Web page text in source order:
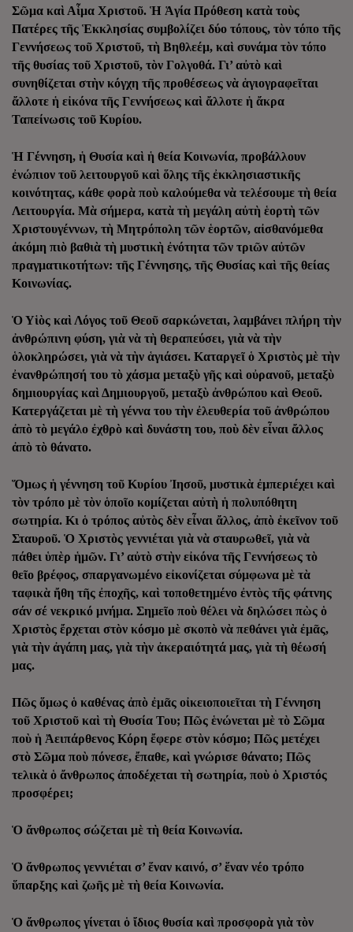
Σῶμα καὶ Αἷμα Χριστοῦ. Ἡ Ἁγία Πρόθεση κατὰ τοὺς
Πατέρες τῆς Ἑκκλησίας συμβολίζει δύο τόπους, τὸν τόπο τῆς
Γεννήσεως τοῦ Χριστοῦ, τὴ Βηθλεέμ, καὶ συνάμα τὸν τόπο
τῆς θυσίας τοῦ Χριστοῦ, τὸν Γολγοθά. Γι’ αὐτὸ καὶ
συνηθίζεται στὴν κόγχη τῆς προθέσεως νὰ ἁγιογραφεῖται
ἄλλοτε ἡ εἰκόνα τῆς Γεννήσεως καὶ ἄλλοτε ἡ ἄκρα
Ταπείνωσις τοῦ Κυρίου.
Ἡ Γέννηση, ἡ Θυσία καὶ ἡ θεία Κοινωνία, προβάλλουν
ἐνώπιον τοῦ λειτουργοῦ καὶ ὅλης τῆς ἐκκλησιαστικῆς
κοινότητας, κάθε φορὰ ποὺ καλούμεθα νὰ τελέσουμε τὴ θεία
Λειτουργία. Μὰ σήμερα, κατὰ τὴ μεγάλη αὐτὴ ἑορτὴ τῶν
Χριστουγέννων, τὴ Μητρόπολη τῶν ἑορτῶν, αἰσθανόμεθα
ἀκόμη πιὸ βαθιὰ τὴ μυστικὴ ἐνότητα τῶν τριῶν αὐτῶν
πραγματικοτήτων: τῆς Γέννησης, τῆς Θυσίας καὶ τῆς θείας
Κοινωνίας.
Ὁ Υἱὸς καὶ Λόγος τοῦ Θεοῦ σαρκώνεται, λαμβάνει πλήρη τὴν
ἀνθρώπινη φύση, γιὰ νὰ τὴ θεραπεύσει, γιὰ νὰ τὴν
ὁλοκληρώσει, γιὰ νὰ τὴν ἁγιάσει. Καταργεῖ ὁ Χριστὸς μὲ τὴν
ἐνανθρώπησή του τὸ χάσμα μεταξὺ γῆς καὶ οὐρανοῦ, μεταξὺ
δημιουργίας καὶ Δημιουργοῦ, μεταξὺ ἀνθρώπου καὶ Θεοῦ.
Κατεργάζεται μὲ τὴ γέννα του τὴν ἐλευθερία τοῦ ἀνθρώπου
ἀπὸ τὸ μεγάλο ἐχθρὸ καὶ δυνάστη του, ποὺ δὲν εἶναι ἄλλος
ἀπὸ τὸ θάνατο.
Ὅμως ἡ γέννηση τοῦ Κυρίου Ἰησοῦ, μυστικὰ ἐμπεριέχει καὶ
τὸν τρόπο μὲ τὸν ὁποῖο κομίζεται αὐτὴ ἡ πολυπόθητη
σωτηρία. Κι ὁ τρόπος αὐτὸς δὲν εἶναι ἄλλος, ἀπὸ ἐκεῖνον τοῦ
Σταυροῦ. Ὁ Χριστὸς γεννιέται γιὰ νὰ σταυρωθεῖ, γιὰ νὰ
πάθει ὑπὲρ ἡμῶν. Γι’ αὐτὸ στὴν εἰκόνα τῆς Γεννήσεως τὸ
θεῖο βρέφος, σπαργανωμένο εἰκονίζεται σύμφωνα μὲ τὰ
ταφικὰ ἤθη τῆς ἐποχῆς, καὶ τοποθετημένο ἐντὸς τῆς φάτνης
σάν σέ νεκρικό μνήμα. Σημεῖο ποὺ θέλει νὰ δηλώσει πὼς ὁ
Χριστὸς ἔρχεται στὸν κόσμο μὲ σκοπὸ νὰ πεθάνει γιὰ ἐμᾶς,
γιὰ τὴν ἀγάπη μας, γιὰ τὴν ἀκεραιότητά μας, γιὰ τὴ θέωσή
μας.
Πῶς ὅμως ὁ καθένας ἀπὸ ἐμᾶς οἰκειοποιεῖται τὴ Γέννηση
τοῦ Χριστοῦ καὶ τὴ Θυσία Του; Πῶς ἑνώνεται μὲ τὸ Σῶμα
ποὺ ἡ Ἀειπάρθενος Κόρη ἔφερε στὸν κόσμο; Πῶς μετέχει
στὸ Σῶμα ποὺ πόνεσε, ἔπαθε, καὶ γνώρισε θάνατο; Πῶς
τελικὰ ὁ ἄνθρωπος ἀποδέχεται τὴ σωτηρία, ποὺ ὁ Χριστός
προσφέρει;
Ὁ ἄνθρωπος σώζεται μὲ τὴ θεία Κοινωνία.
Ὁ ἄνθρωπος γεννιέται σ’ ἕναν καινό, σ’ ἕναν νέο τρόπο
ὕπαρξης καὶ ζωῆς μὲ τὴ θεία Κοινωνία.
Ὁ ἄνθρωπος γίνεται ὁ ἴδιος θυσία καὶ προσφορὰ γιὰ τὸν